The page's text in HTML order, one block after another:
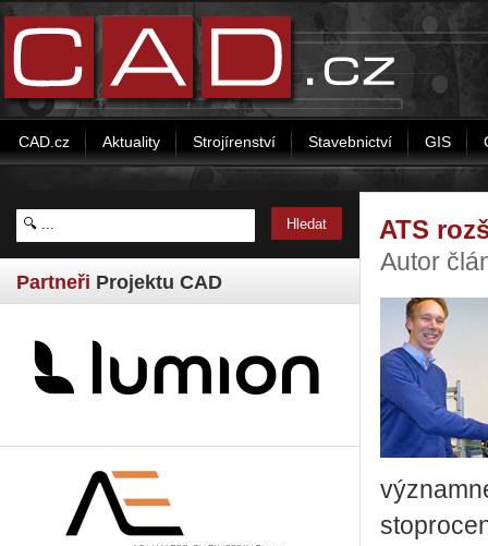
CAD.cz Aktuality Strojírenství Stavebnictví GIS
Partneři Projektu CAD
ATS
Autor